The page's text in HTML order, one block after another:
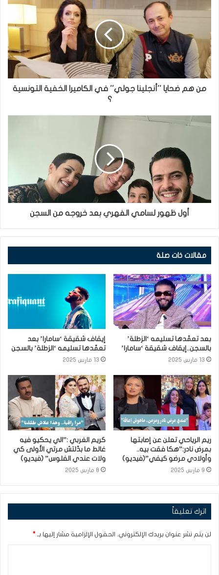
من هم ضحايا ''أنجلينا جولي'' في الكاميرا الخفية التونسية
؟
أول ظهور لسامي الفهري بعد خروجه من السجن
مقالات ذات صلة
بعد تعمّدها تسليمه ‘الزطلة’
بالسجن..إيقاف شقيقة ‘سامارا’
13 مارس 2025
إيقاف شقيقة ‘سامارا’ بعد
تعمّدها تسليمه ‘الزطلة’ بالسجن
13 مارس 2025
ريم الرياحي تعلن عن إصابتها
بمرض نادر:”هكا فقت بيه..
وأولادي مرضو كيفي”(فيديو)
9 مارس 2025
كريم الغربي :”الي يحكيو فيه
غالط ما بدّلتش مرتي الأولى كي
ولات عندي الفلوس” (فيديو)
8 مارس 2025
اترك تعليقاً
لن يتم نشر عنوان بريدك الإلكتروني. الحقول الإلزامية مشار إليها بـ *